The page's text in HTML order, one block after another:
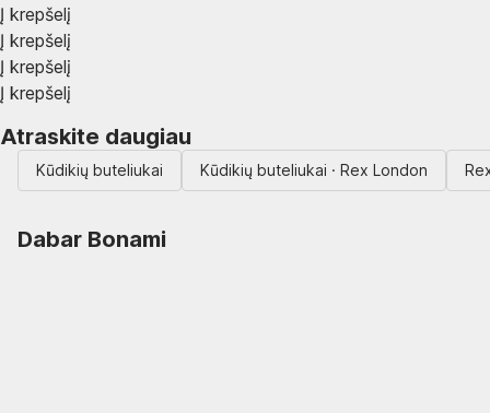
Į krepšelį
Į krepšelį
Į krepšelį
Į krepšelį
Atraskite daugiau
Kūdikių buteliukai Kūdikių buteliukai · Rex London
Dabar Bonami